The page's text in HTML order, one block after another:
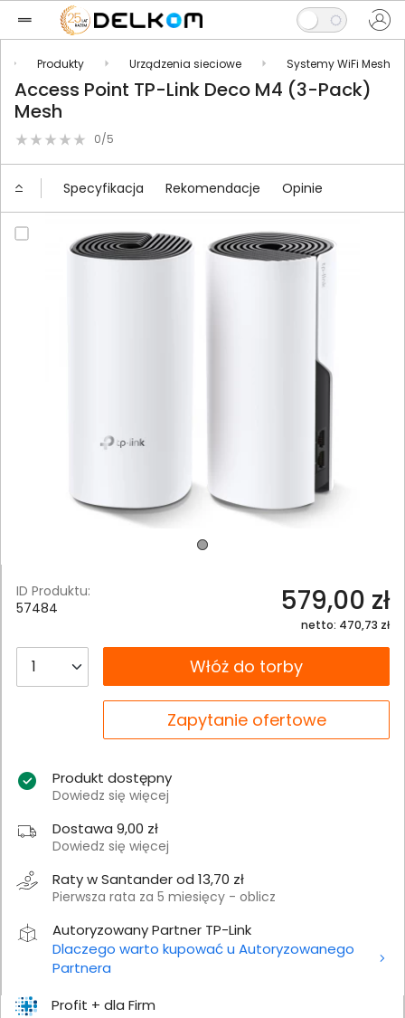
Produkty Urządzenia sieciowe Systemy WiFi Mesh
Access Point TP-Link Deco M4 (3-Pack)
Mesh
0/5
Specyfikacja Rekomendacje Opinie
Profit + dla Firm
ID Produktu:
57484
579,00 zł
netto: 470,73 zł
__B2C.PRODUCT.QUANTITYWłóż do torby
Zapytanie ofertowe
Produkt dostępny
Dowiedz się więcej
Dostawa 9,00 zł
Dowiedz się więcej
Raty w Santander od 13,70 zł
Pierwsza rata za 5 miesięcy - oblicz
Autoryzowany Partner TP-Link
Dlaczego warto kupować u Autoryzowanego
Partnera